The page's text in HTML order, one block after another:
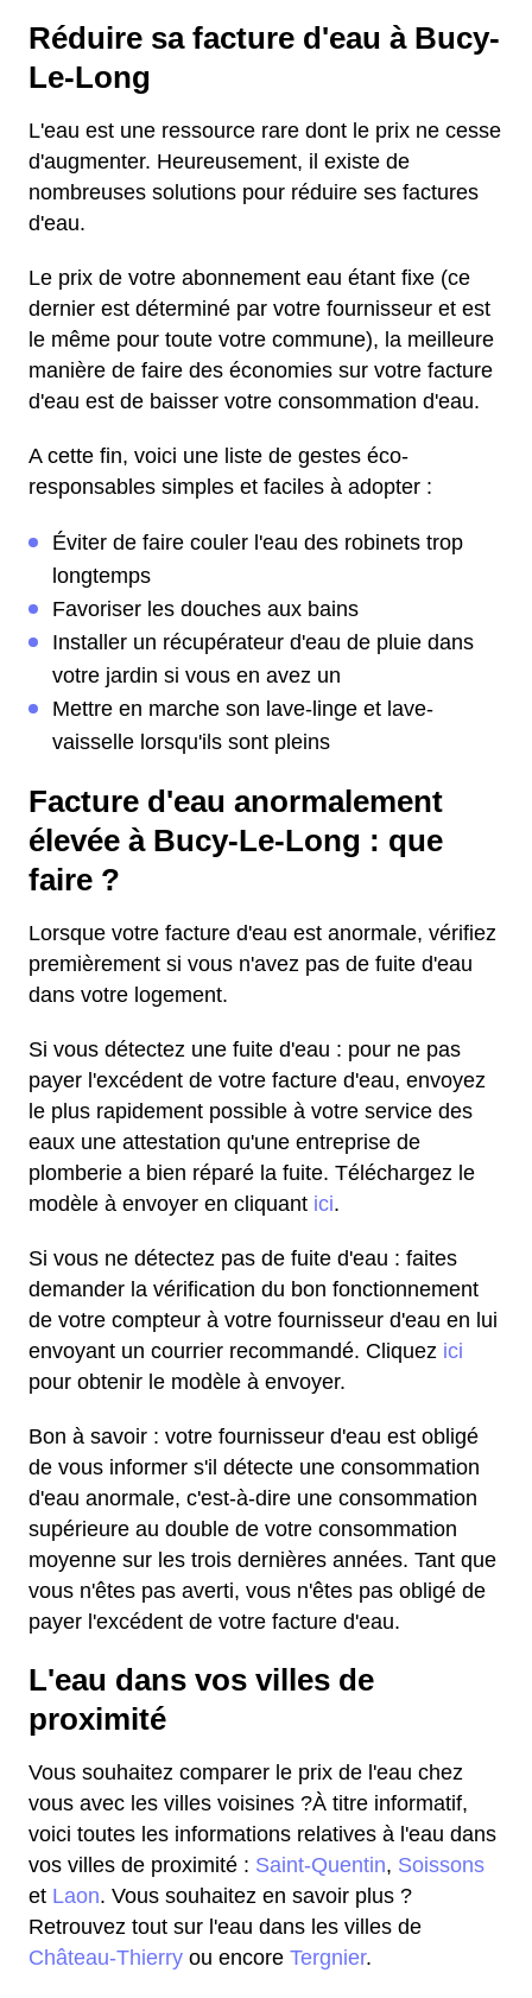
Réduire sa facture d'eau à Bucy-
Le-Long
L'eau est une ressource rare dont le prix ne cesse
d'augmenter. Heureusement, il existe de
nombreuses solutions pour réduire ses factures
d'eau.
Le prix de votre abonnement eau étant fixe (ce
dernier est déterminé par votre fournisseur et est
le même pour toute votre commune), la meilleure
manière de faire des économies sur votre facture
d'eau est de baisser votre consommation d'eau.
A cette fin, voici une liste de gestes éco-
responsables simples et faciles à adopter :
Éviter de faire couler l'eau des robinets trop
longtemps
Favoriser les douches aux bains
Installer un récupérateur d'eau de pluie dans
votre jardin si vous en avez un
Mettre en marche son lave-linge et lave-
vaisselle lorsqu'ils sont pleins
Facture d'eau anormalement
élevée à Bucy-Le-Long : que
faire ?
Lorsque votre facture d'eau est anormale, vérifiez
premièrement si vous n'avez pas de fuite d'eau
dans votre logement.
Si vous détectez une fuite d'eau : pour ne pas
payer l'excédent de votre facture d'eau, envoyez
le plus rapidement possible à votre service des
eaux une attestation qu'une entreprise de
plomberie a bien réparé la fuite. Téléchargez le
modèle à envoyer en cliquant ici.
Si vous ne détectez pas de fuite d'eau : faites
demander la vérification du bon fonctionnement
de votre compteur à votre fournisseur d'eau en lui
envoyant un courrier recommandé. Cliquez ici
pour obtenir le modèle à envoyer.
Bon à savoir : votre fournisseur d'eau est obligé
de vous informer s'il détecte une consommation
d'eau anormale, c'est-à-dire une consommation
supérieure au double de votre consommation
moyenne sur les trois dernières années. Tant que
vous n'êtes pas averti, vous n'êtes pas obligé de
payer l'excédent de votre facture d'eau.
L'eau dans vos villes de
proximité
Vous souhaitez comparer le prix de l'eau chez
vous avec les villes voisines ?À titre informatif,
voici toutes les informations relatives à l'eau dans
vos villes de proximité : Saint-Quentin, Soissons
et Laon. Vous souhaitez en savoir plus ?
Retrouvez tout sur l'eau dans les villes de
Château-Thierry ou encore Tergnier.